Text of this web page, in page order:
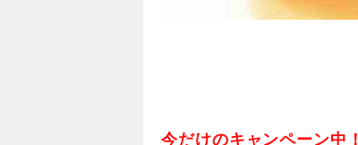
今だけのキャンペーン中！